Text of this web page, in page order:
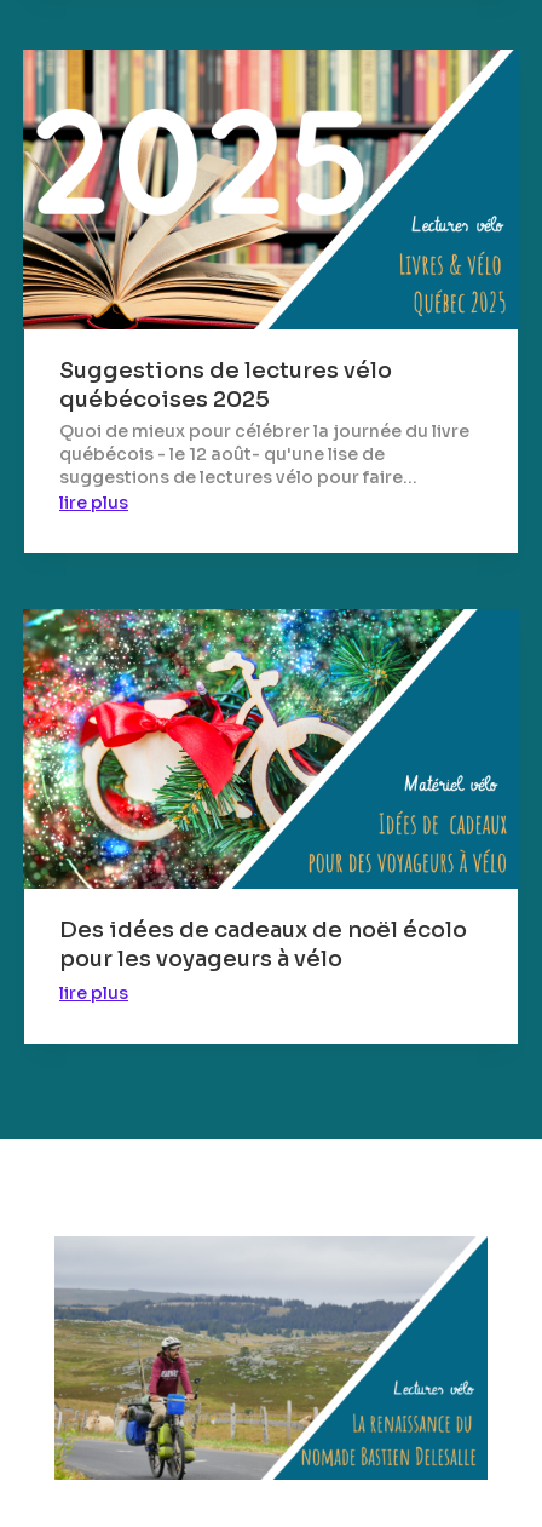
Suggestions de lectures vélo
québécoises 2025
Quoi de mieux pour célébrer la journée du livre
québécois - le 12 août- qu'une lise de
suggestions de lectures vélo pour faire...
lire plus
Des idées de cadeaux de noël écolo
pour les voyageurs à vélo
lire plus